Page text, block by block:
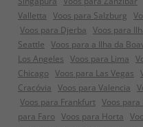
Valletta Voos para Salzburg
Voos para Djerba Voos para
Seattle Voos para a Ilha da
Los Angeles Voos para Lima
Chicago Voos para Las Vegas
Cracóvia Voos para Valencia
Voos para Frankfurt Voos
para Faro Voos para Horta